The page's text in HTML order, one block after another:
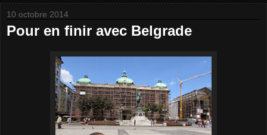
10 octobre 2014
Pour en finir avec Belgrade